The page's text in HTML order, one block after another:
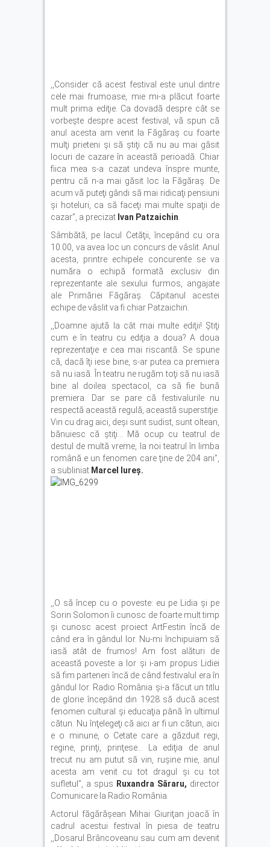
,,Consider că acest festival este unul dintre
cele mai frumoase, mie mi-a plăcut foarte
mult prima ediţie. Ca dovadă despre cât se
vorbeşte despre acest festival, vă spun că
anul acesta am venit la Făgăraş cu foarte
mulţi prieteni şi să ştiţi că nu au mai găsit
locuri de cazare în această perioadă. Chiar
fiica mea s-a cazat undeva înspre munte,
pentru că n-a mai găsit loc la Făgăraş. De
acum vă puteţi gândi să mai ridicaţi pensiuni
şi hoteluri, ca să faceţi mai multe spaţii de
cazar”, a precizat Ivan Patzaichin
Sâmbătă, pe lacul Cetăţii, începând cu ora
10.00, va avea loc un concurs de vâslit. Anul
acesta, printre echipele concurente se va
număra o echipă formată exclusiv din
reprezentante ale sexului furmos, angajate
ale Primăriei Făgăraş. Căpitanul acestei
echipe de vâslit va fi chiar Patzaichin.
,,Doamne ajută la cât mai multe ediţii! Ştiţi
cum e în teatru cu ediţia a doua? A doua
reprezentaţie e cea mai riscantă. Se spune
că, dacă îţi iese bine, s-ar putea ca premiera
să nu iasă. În teatru ne rugăm toţi să nu iasă
bine al doilea spectacol, ca să fie bună
premiera. Dar se pare că festivalurile nu
respectă această regulă, această superstiţie.
Vin cu drag aici, deşi sunt sudist, sunt oltean,
bănuiesc că ştiţi… Mă ocup cu teatrul de
destul de multă vreme, la noi teatrul în limba
română e un fenomen care ţine de 204 ani”,
a subliniat Marcel Iureş.
,,O să încep cu o poveste: eu pe Lidia şi pe
Sorin Solomon îi cunosc de foarte mult timp
şi cunosc acest proiect ArtFestin încă de
când era în gândul lor. Nu-mi închipuiam să
iasă atât de frumos! Am fost alături de
această poveste a lor şi i-am propus Lidiei
să fim parteneri încă de când festivalul era în
gândul lor. Radio România şi-a făcut un titlu
de glorie începând din 1928 să ducă acest
fenomen cultural şi educaţia până în ultimul
cătun. Nu înţelegeţi că aici ar fi un cătun, aici
e o minune, o Cetate care a găzduit regi,
regine, prinţi, prinţese… La ediţia de anul
trecut nu am putut să vin, ruşine mie, anul
acesta am venit cu tot dragul şi cu tot
sufletul”, a spus Ruxandra Săraru, director
Comunicare la Radio România.
Actorul făgărăşean Mihai Giuriţan joacă în
cadrul acestui festival în piesa de teatru
,,Dosarul Brâncoveanu sau cum am devenit